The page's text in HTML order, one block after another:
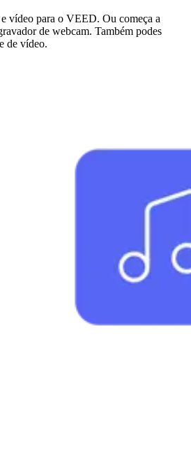
vídeo para o VEED. Ou começa a
de webcam. Também podes
de vídeo.